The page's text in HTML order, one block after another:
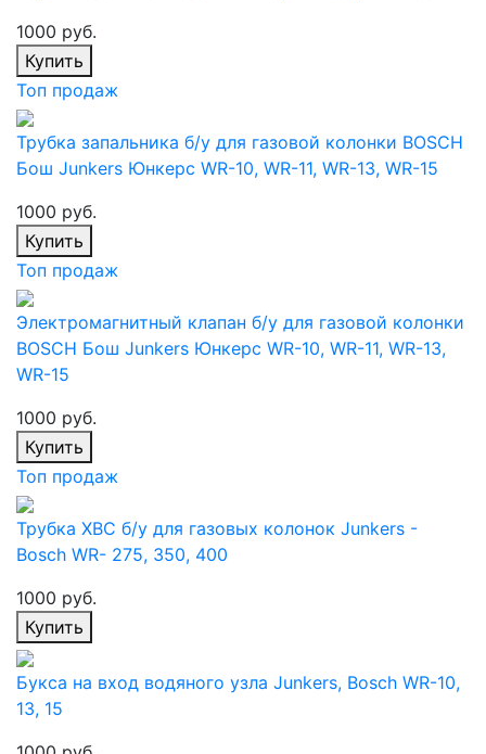
1000 руб.
Купить
Топ продаж
Трубка запальника б/у для газовой колонки BOSCH
Бош Junkers Юнкерс WR-10, WR-11, WR-13, WR-15
1000 руб.
Купить
Топ продаж
Электромагнитный клапан б/у для газовой колонки
BOSCH Бош Junkers Юнкерс WR-10, WR-11, WR-13,
WR-15
1000 руб.
Купить
Топ продаж
Трубка ХВС б/у для газовых колонок Junkers -
Bosch WR- 275, 350, 400
1000 руб.
Купить
Букса на вход водяного узла Junkers, Bosch WR-10,
13, 15